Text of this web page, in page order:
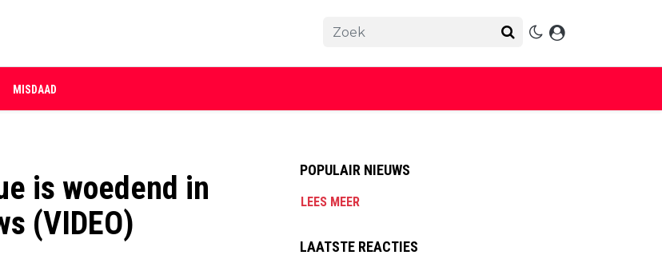
MISDAAD
is woedend in
(VIDEO)
POPULAIR NIEUWS
LEES MEER
LAATSTE REACTIES